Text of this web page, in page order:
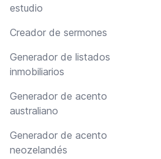
estudio
Creador de sermones
Generador de listados
inmobiliarios
Generador de acento
australiano
Generador de acento
neozelandés